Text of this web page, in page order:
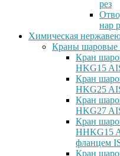
рез
нар
Химическая
Краны шаровые
Кран
HKG15
Кран
HKG25
Кран
HKG27
Кран
HHKG15
фланцем
Кран